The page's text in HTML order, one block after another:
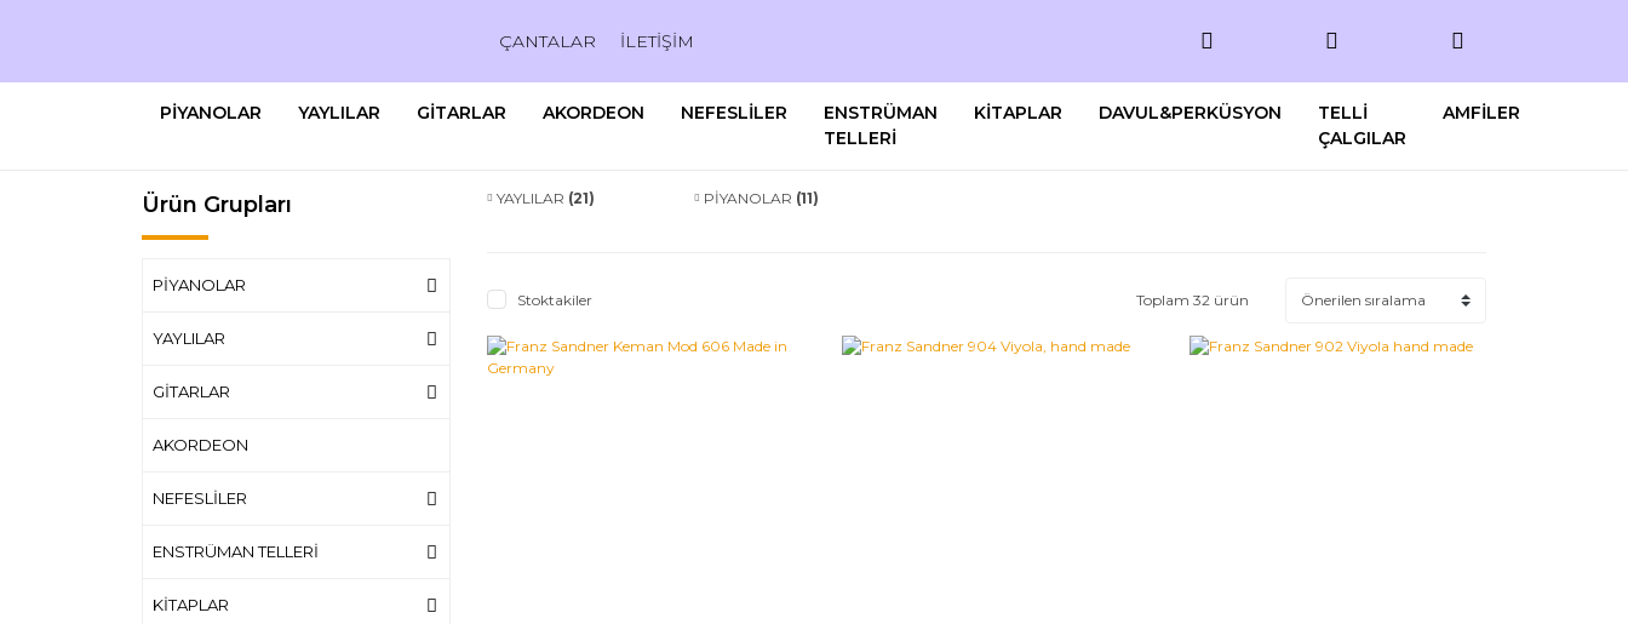
ÇANTALAR İLETİŞİM
PİYANOLAR YAYLILAR GİTARLAR AKORDEON NEFESLİLER
ENSTRÜMAN
TELLERİ
KİTAPLAR DAVUL&PERKÜSYON
TELLİ
ÇALGILAR
AMFİLER
Ürün Grupları
PİYANOLAR
YAYLILAR
GİTARLAR
AKORDEON
NEFESLİLER
ENSTRÜMAN TELLERİ
KİTAPLAR
YAYLILAR (21) PİYANOLAR (11)
Stoktakiler Toplam 32 ürün